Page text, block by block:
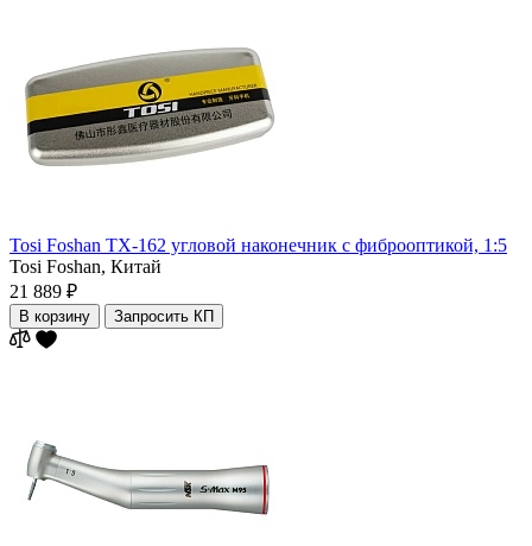
Tosi Foshan TX-162 угловой наконечник с фиброоптикой, 1:5
Tosi Foshan, Китай
21 889 ₽
В корзину Запросить КП